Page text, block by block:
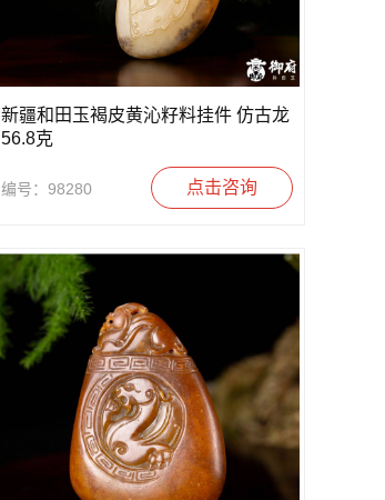
新疆和田玉褐皮黄沁籽料挂件 仿古龙
56.8克
编号：98280 点击咨询